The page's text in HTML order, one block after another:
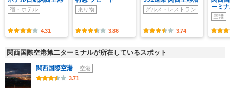
宿・ホテル
4.31
乗り物
3.86
グルメ・レストラン
3.74
ーミ
空港
関西国際空港第二ターミナルが所在しているスポット
関西国際空港
空港
3.71